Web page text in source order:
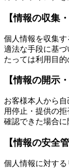
【情報の収集
個人情報を収集
適法な手段に基
たっては利用目的
【情報の開示
お客様本人から
用停止・提供の
確認できた場合に
【情報の安全
個人情報に対す